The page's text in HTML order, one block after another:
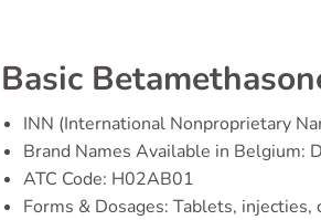
Basic
INN (International Nonproprietary
Brand Names Available in Belgium:
ATC Code: H02AB01
Forms & Dosages: Tablets, injecties,